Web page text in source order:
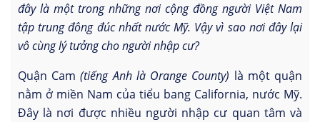
đây là một trong những nơi cộng đồng người Việt Nam
tập trung đông đúc nhất nước Mỹ. Vậy vì sao nơi đây lại
vô cùng lý tưởng cho người nhập cư?
Quận Cam(tiếng Anh là Orange County) là một quận
nằm ở miền Nam của tiểu bang California, nước Mỹ.
Đây là nơi được nhiều người nhập cư quan tâm và